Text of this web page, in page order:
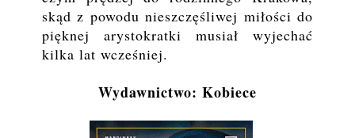
skąd z powodu nieszczęśliwej miłości do
pięknej arystokratki musiał wyjechać
kilka lat wcześniej.
Wydawnictwo: Kobiece